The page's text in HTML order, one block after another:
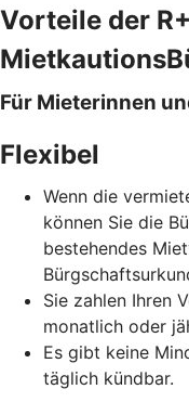
Vorteile der
Für Mieterinnen
Flexibel
Wenn die
können Sie die
bestehendes
Sie zahlen Ihren
monatlich oder
Es gibt keine
täglich kündbar.